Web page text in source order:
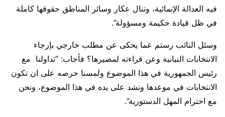
فيه العدالة الإنمائية، وتنال عكار وسائر المناطق حقوقها كاملة
في ظل قيادة حكيمة ومسؤولة”.
وسئل النائب رستم عما يحكى عن مطلب خارجي بإرجاء
الانتخابات النيابية وعن قراءته لمصيرها؟ فأجاب: “تداولنا مع
رئيس الجمهورية في هذا الموضوع ولمسنا حرصه على ان تكون
الانتخابات في موعدها ونشد على يده في هذا الموضوع، ونحن
مع احترام المهل الدستورية”.